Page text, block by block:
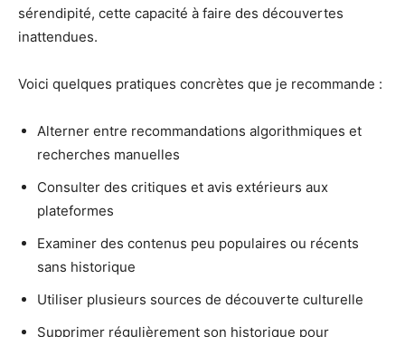
sérendipité, cette capacité à faire des découvertes
inattendues.
Voici quelques pratiques concrètes que je recommande :
Alterner entre recommandations algorithmiques et
recherches manuelles
Consulter des critiques et avis extérieurs aux
plateformes
Examiner des contenus peu populaires ou récents
sans historique
Utiliser plusieurs sources de découverte culturelle
Supprimer régulièrement son historique pour